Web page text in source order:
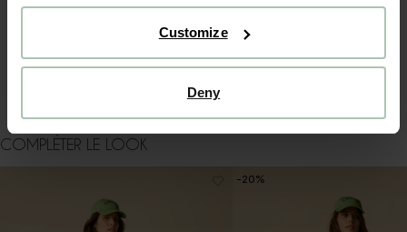
Customize
Deny
LIVRAISON & RETOURS
COMPLÉTER LE LOOK
-20%